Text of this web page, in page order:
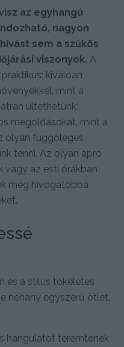
az egyhangú
nagyon
sem a szűkös
viszonyok. A
kiválóan
mint a
ültethetünk!
megoldásokat, mint a
olyan függőleges
tenni. Az olyan apró
vagy az esti órákban
még hívogatóbbá
és a stílus tökéletes
néhány egyszerű ötlet,
hangulatot teremtenek